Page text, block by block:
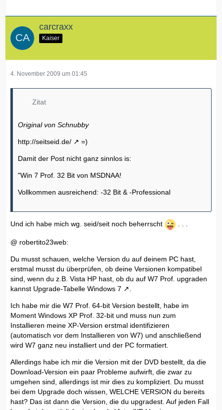
carcraxx
Kaiser
4. November 2009 um 01:45
Zitat
Original von Schnubby
http://seitseid.de/ =)
Damit der Post nicht ganz sinnlos is:
"Win 7 Prof. 32 Bit von MSDNAA!
Vollkommen ausreichend: -32 Bit & -Professional
Und ich habe mich wg. seid/seit noch beherrscht
@ robertito23web:
Du musst schauen, welche Version du auf deinem PC hast,
erstmal musst du überprüfen, ob deine Versionen kompatibel
sind, wenn du z.B. Vista HP hast, ob du auf W7 Prof. upgraden
kannst Upgrade-Tabelle Windows 7
Ich habe mir die W7 Prof. 64-bit Version bestellt, habe im
Moment Windows XP Prof. 32-bit und muss nun zum
Installieren meine XP-Version erstmal identifizieren
(automatisch vor dem Installieren von W7) und anschließend
wird W7 ganz neu installiert und der PC formatiert.
Allerdings habe ich mir die Version mit der DVD bestellt, da die
Download-Version ein paar Probleme aufwirft, die zwar zu
umgehen sind, allerdings ist mir dies zu kompliziert. Du musst
bei dem Upgrade doch wissen, WELCHE VERSION du bereits
hast? Das ist dann die Version, die du upgradest. Auf jeden Fall